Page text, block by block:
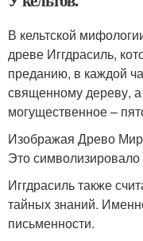
В кельтской
древе Иггдрасиль,
преданию, в каждой
священному дереву,
могущественное –
Изображая Древо
Это символизировало
Иггдрасиль также
тайных знаний.
письменности.